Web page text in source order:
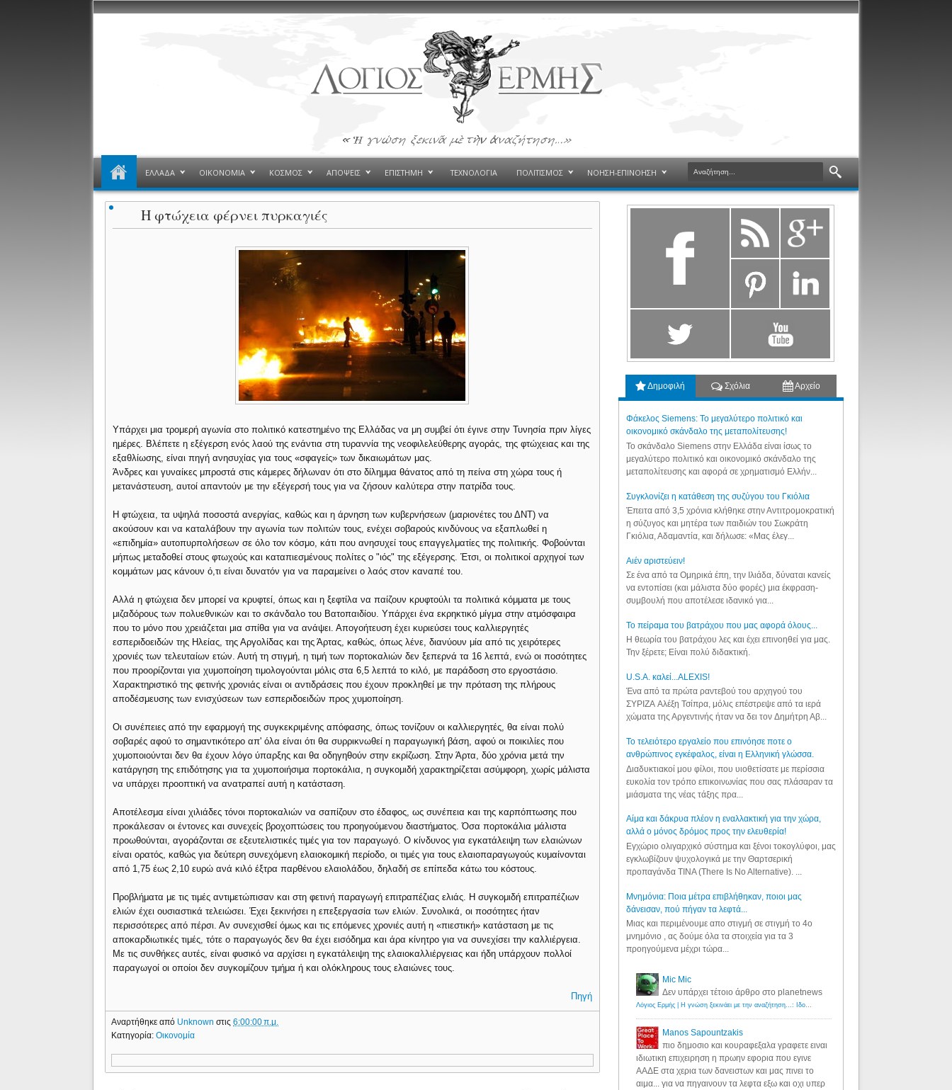
ΕΛΛΑΔΑ ΟΙΚΟΝΟΜΙΑ ΚΟΣΜΟΣ ΑΠΟΨΕΙΣ ΕΠΙΣΤΗΜΗ ΤΕΧΝΟΛΟΓΙΑ ΠΟΛΙΤΙΣΜΟΣ ΝΟΗΣΗ-ΕΠΙΝΟΗΣΗ
Η φτώχεια φέρνει πυρκαγιές
Yπάρχει μια τρομερή αγωνία στο πολιτικό κατεστημένο της Ελλάδας να μη συμβεί ότι έγινε στην Τυνησία πριν λίγες
ημέρες. Βλέπετε η εξέγερση ενός λαού της ενάντια στη τυραννία της νεοφιλελεύθερης αγοράς, της φτώχειας και της
εξαθλίωσης, είναι πηγή ανησυχίας για τους «σφαγείς» των δικαιωμάτων μας.
Άνδρες και γυναίκες μπροστά στις κάμερες δήλωναν ότι στο δίλημμα θάνατος από τη πείνα στη χώρα τους ή
μετανάστευση, αυτοί απαντούν με την εξέγερσή τους για να ζήσουν καλύτερα στην πατρίδα τους.
Η φτώχεια, τα υψηλά ποσοστά ανεργίας, καθώς και η άρνηση των κυβερνήσεων (μαριονέτες του ΔΝΤ) να
ακούσουν και να καταλάβουν την αγωνία των πολιτών τους, ενέχει σοβαρούς κινδύνους να εξαπλωθεί η
«επιδημία» αυτοπυρπολήσεων σε όλο τον κόσμο, κάτι που ανησυχεί τους επαγγελματίες της πολιτικής. Φοβούνται
μήπως μεταδοθεί στους φτωχούς και καταπιεσμένους πολίτες ο "ιός" της εξέγερσης. Έτσι, οι πολιτικοί αρχηγοί των
κομμάτων μας κάνουν ό,τι είναι δυνατόν για να παραμείνει ο λαός στον καναπέ του.
Αλλά η φτώχεια δεν μπορεί να κρυφτεί, όπως και η ξεφτίλα να παίζουν κρυφτούλι τα πολιτικά κόμματα με τους
μιζαδόρους των πολυεθνικών και το σκάνδαλο του Βατοπαιδίου. Υπάρχει ένα εκρηκτικό μίγμα στην ατμόσφαιρα
που το μόνο που χρειάζεται μια σπίθα για να ανάψει. Απογοήτευση έχει κυριεύσει τους καλλιεργητές
εσπεριδοειδών της Ηλείας, της Αργολίδας και της Άρτας, καθώς, όπως λένε, διανύουν μία από τις χειρότερες
χρονιές των τελευταίων ετών. Αυτή τη στιγμή, η τιμή των πορτοκαλιών δεν ξεπερνά τα 16 λεπτά, ενώ οι ποσότητες
που προορίζονται για χυμοποίηση τιμολογούνται μόλις στα 6,5 λεπτά το κιλό, με παράδοση στο εργοστάσιο.
Χαρακτηριστικό της φετινής χρονιάς είναι οι αντιδράσεις που έχουν προκληθεί με την πρόταση της πλήρους
αποδέσμευσης των ενισχύσεων των εσπεριδοειδών προς χυμοποίηση.
Οι συνέπειες από την εφαρμογή της συγκεκριμένης απόφασης, όπως τονίζουν οι καλλιεργητές, θα είναι πολύ
σοβαρές αφού το σημαντικότερο απ' όλα είναι ότι θα συρρικνωθεί η παραγωγική βάση, αφού οι ποικιλίες που
χυμοποιούνται δεν θα έχουν λόγο ύπαρξης και θα οδηγηθούν στην εκρίζωση. Στην Άρτα, δύο χρόνια μετά την
κατάργηση της επιδότησης για τα χυμοποιήσιμα πορτοκάλια, η συγκομιδή χαρακτηρίζεται ασύμφορη, χωρίς μάλιστα
να υπάρχει προοπτική να ανατραπεί αυτή η κατάσταση.
Αποτέλεσμα είναι χιλιάδες τόνοι πορτοκαλιών να σαπίζουν στο έδαφος, ως συνέπεια και της καρπόπτωσης που
προκάλεσαν οι έντονες και συνεχείς βροχοπτώσεις του προηγούμενου διαστήματος. Όσα πορτοκάλια μάλιστα
προωθούνται, αγοράζονται σε εξευτελιστικές τιμές για τον παραγωγό. Ο κίνδυνος για εγκατάλειψη των ελαιώνων
είναι ορατός, καθώς για δεύτερη συνεχόμενη ελαιοκομική περίοδο, οι τιμές για τους ελαιοπαραγωγούς κυμαίνονται
από 1,75 έως 2,10 ευρώ ανά κιλό έξτρα παρθένου ελαιολάδου, δηλαδή σε επίπεδα κάτω του κόστους.
Προβλήματα με τις τιμές αντιμετώπισαν και στη φετινή παραγωγή επιτραπέζιας ελιάς. Η συγκομιδή επιτραπέζιων
ελιών έχει ουσιαστικά τελειώσει. Έχει ξεκινήσει η επεξεργασία των ελιών. Συνολικά, οι ποσότητες ήταν
περισσότερες από πέρσι. Αν συνεχισθεί όμως και τις επόμενες χρονιές αυτή η «πιεστική» κατάσταση με τις
αποκαρδιωτικές τιμές, τότε ο παραγωγός δεν θα έχει εισόδημα και άρα κίνητρο για να συνεχίσει την καλλιέργεια.
Με τις συνθήκες αυτές, είναι φυσικό να αρχίσει η εγκατάλειψη της ελαιοκαλλιέργειας και ήδη υπάρχουν πολλοί
παραγωγοί οι οποίοι δεν συγκομίζουν τμήμα ή και ολόκληρους τους ελαιώνες τους.
Πηγή
Αναρτήθηκε από Unknownστις6:00:00 π.μ.
Κατηγορία:Οικονομία
Δημοφιλή Σχόλια Αρχείο
Φάκελος Siemens: Το μεγαλύτερο πολιτικό και
οικονομικό σκάνδαλο της μεταπολίτευσης!
Το σκάνδαλο Siemens στην Ελλάδα είναι ίσως το
μεγαλύτερο πολιτικό και οικονομικό σκάνδαλο της
μεταπολίτευσης και αφορά σε χρηματισμό Ελλήν...
Συγκλονίζει η κατάθεση της συζύγου του Γκιόλια
Έπειτα από 3,5 χρόνια κλήθηκε στην Αντιτρομοκρατική
η σύζυγος και μητέρα των παιδιών του Σωκράτη
Γκιόλια, Αδαμαντία, και δήλωσε: «Μας έλεγ...
Aιέν αριστεύειν!
Σε ένα από τα Ομηρικά έπη, την Ιλιάδα, δύναται κανείς
να εντοπίσει (και μάλιστα δύο φορές) μια έκφραση-
συμβουλή που αποτέλεσε ιδανικό για...
Το πείραμα του βατράχου που μας αφορά όλους...
Η θεωρία του βατράχου λες και έχει επινοηθεί για μας.
Την ξέρετε; Είναι πολύ διδακτική.
U.S.A. καλεί...ALEXIS!
Ένα από τα πρώτα ραντεβού του αρχηγού του
ΣΥΡΙΖΑ Αλέξη Τσίπρα, μόλις επέστρεψε από τα ιερά
χώματα της Αργεντινής ήταν να δει τον Δημήτρη Αβ...
Το τελειότερο εργαλείο που επινόησε ποτε ο
ανθρώπινος εγκέφαλος, είναι η Ελληνική γλώσσα.
Διαδυκτιακοί μου φίλοι, που υιοθετίσατε με περίσσια
ευκολία τον τρόπο επικοινωνίας που σας πλάσαραν τα
μιάσματα της νέας τάξης πρα...
Αίμα και δάκρυα πλέον η εναλλακτική για την χώρα,
αλλά ο μόνος δρόμος προς την ελευθερία!
Εγχώριο ολιγαρχικό σύστημα και ξένοι τοκογλύφοι, μας
εγκλωβίζουν ψυχολογικά με την Θαρτσερική
προπαγάνδα TINA (There Is No Alternative). ...
Μνημόνια: Ποια μέτρα επιβλήθηκαν, ποιοι μας
δάνεισαν, πού πήγαν τα λεφτά...
Μιας και περιμένουμε απο στιγμή σε στιγμή το 4ο
μνημόνιο , ας δούμε όλα τα στοιχεία για τα 3
προηγούμενα μέχρι τώρα...
Mic Mic
Δεν υπάρχει τέτοιο άρθρο στο planetnews
Λόγιος Ερμής | Η γνώση ξεκινάει με την αναζήτηση...: Ιδού οι 18 που χρωστούν 11 δις ευρώ!
Manos Sapountzakis
πιο δημοσιο και κουραφεξαλα γραφετε ειναι
ιδιωτικη επιχειρηση η πρωην εφορια που εγινε
ΑΑΔΕ στα χερια των δανειστων και μας πινει το
αιμα... για να πηγαινουν τα λεφτα εξω και οχι υπερ